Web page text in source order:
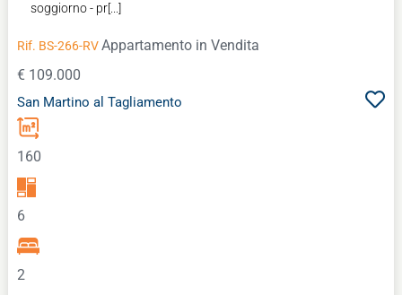
soggiorno - pr[...]
Rif. BS-266-RVAppartamento in Vendita
€ 109.000
San Martino al Tagliamento
160
6
2